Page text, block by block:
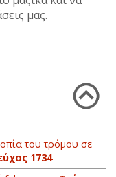
μας.
του τρόμου σε
1734